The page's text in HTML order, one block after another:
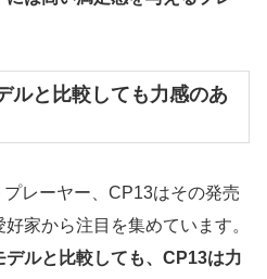
ルと比較しても力感のあ
レーヤー、CP13はその発売
家から注目を集めています。
ルと比較しても、CP13は力